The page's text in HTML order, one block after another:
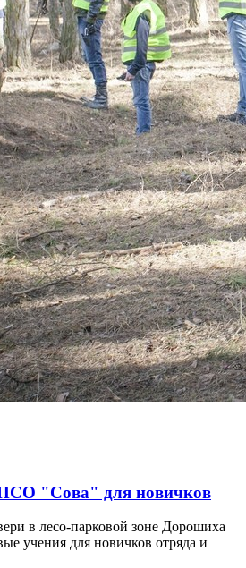
"Сова" для новичков
в лесо-парковой зоне Дорошиха
учения для новичков отряда и